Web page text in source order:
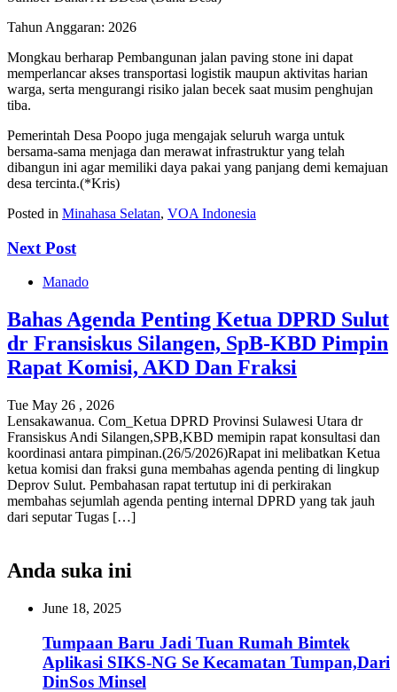
‎Tahun Anggaran: 2026‎‎
Mongkau berharap Pembangunan jalan paving stone ini dapat
memperlancar akses transportasi logistik maupun aktivitas harian
warga, serta mengurangi risiko jalan becek saat musim penghujan
tiba.‎‎
Pemerintah Desa Poopo juga mengajak seluruh warga untuk
bersama-sama menjaga dan merawat infrastruktur yang telah
dibangun ini agar memiliki daya pakai yang panjang demi kemajuan
desa tercinta.(*Kris)
Posted in Minahasa Selatan, VOA Indonesia
Next Post
Manado
Bahas Agenda Penting Ketua DPRD Sulut
dr Fransiskus Silangen, SpB-KBD Pimpin
Rapat Komisi, AKD Dan Fraksi
Tue May 26 , 2026
Lensakawanua. Com_Ketua DPRD Provinsi Sulawesi Utara dr
Fransiskus Andi Silangen,SPB,KBD memipin rapat konsultasi dan
koordinasi antara pimpinan.(26/5/2026)Rapat ini melibatkan Ketua
ketua komisi dan fraksi guna membahas agenda penting di lingkup
Deprov Sulut. Pembahasan rapat tertutup ini di perkirakan
membahas sejumlah agenda penting internal DPRD yang tak jauh
dari seputar Tugas […]
Anda suka ini
June 18, 2025
Tumpaan Baru Jadi Tuan Rumah Bimtek
Aplikasi SIKS-NG Se Kecamatan Tumpan,Dari
DinSos Minsel